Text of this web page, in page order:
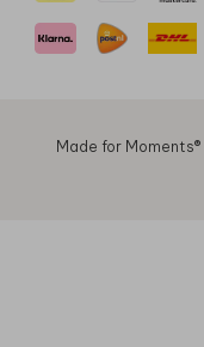
Made for